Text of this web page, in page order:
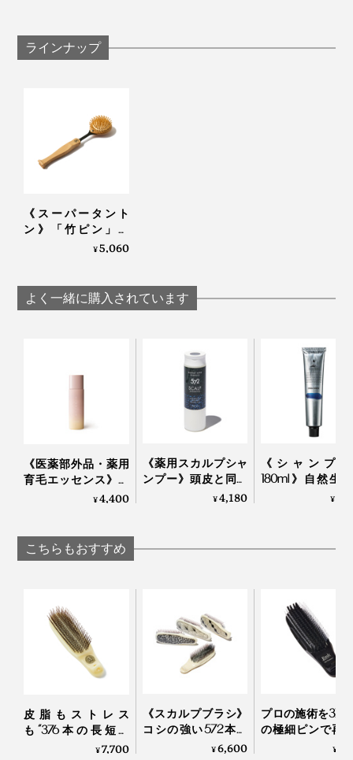
リフトアップ
かって頭皮を持ち上げるイメージでマッサージ。
目の脇に竹ピンをじんわり押し当てます。血行が刺激さ
れ、目の疲れがスッキリ。
よくほぐせるって、最高です。
ラインナップ
《スーパータント
ン》「竹ピン」と
「しなり」で、心地
ンエア｜スーパータ
ントン
¥5,060
よく一緒に購入されています
《医薬部外品・薬用
育毛エッセンス》有
効成分を濃縮配合、
ンス優｜uruotte
¥4,400
《薬用スカルプシャ
ンプー》頭皮と同じ
「アミノ酸」系だか
¥4,180
《シャンプ
180ml》自然生
のフルボ酸と高
¥
こちらもおすすめ
皮脂もストレス
も“376本の長短ピ
ン”が洗い流してくれ
¥7,700
《スカルプブラシ》
コシの強い572本の
ピンが、皮脂汚れを
¥6,600
プロの施術を
の極細ピンで再
る「トリートメ
¥